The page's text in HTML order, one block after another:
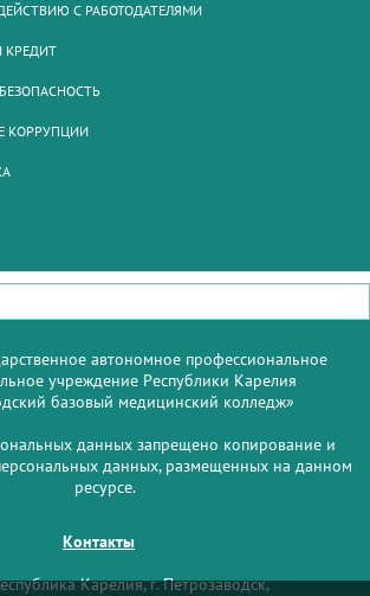
С РАБОТОДАТЕЛЯМИ
КРЕДИТ
КОРРУПЦИИ
автономное профессиональное
учреждение Республики Карелия
базовый медицинский колледж»
данных запрещено копирование и
данных, размещенных на данном
ресурсе.
Контакты
Карелия, г. Петрозаводск,